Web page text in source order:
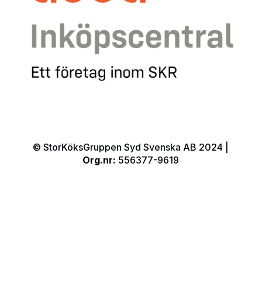
© StorKöksGruppen Syd Svenska AB 2024 |
Org.nr: 556377-9619